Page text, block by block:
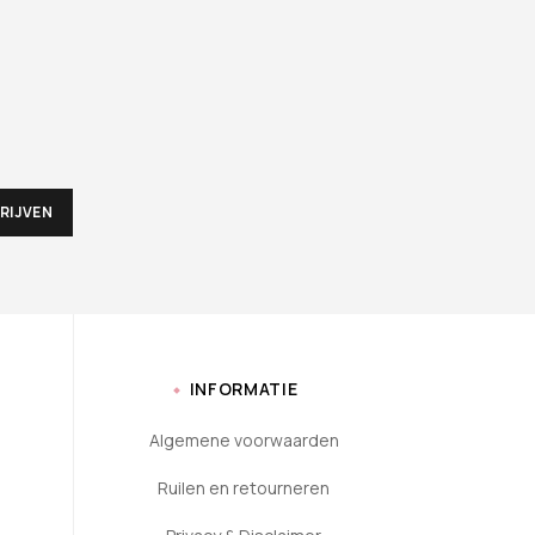
INFORMATIE
Algemene voorwaarden
Ruilen en retourneren